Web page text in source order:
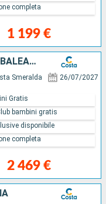
1 199 €
completa
ITALIA, SPAGNA, FRANCIA, ISOLE BALEARI
Smeralda 26/07/2027
2 469 €
Gratis
bambini gratis
disponibile
completa